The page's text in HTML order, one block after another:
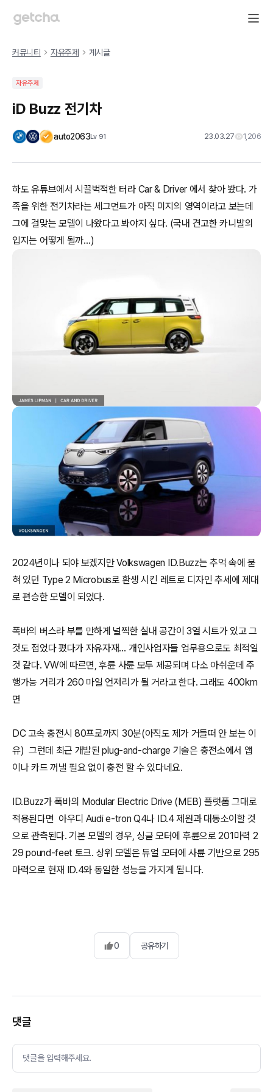
커뮤니티 자유주제 게시글
자유주제
iD Buzz 전기차
auto2063Lv 91 23.03.27 1,206
하도 유튜브에서 시끌벅적한 터라 Car & Driver 에서 찾아 봤다. 가
족을 위한 전기차라는 세그먼트가 아직 미지의 영역이라고 보는데
그에 걸맞는 모델이 나왔다고 봐야지 싶다. (국내 견고한 카니발의
입지는 어떻게 될까…)
2024년이나 되야 보겠지만 Volkswagen ID.Buzz는 추억 속에 묻
혀 있던 Type 2 Microbus로 환생 시킨 레트로 디자인 추세에 제대
로 편승한 모델이 되었다.
폭바의 버스라 부를 만하게 널찍한 실내 공간이 3열 시트가 있고 그
것도 접었다 폈다가 자유자재… 개인사업자들 업무용으로도 최적일
것 같다. VW에 따르면, 후륜 사륜 모두 제공되며 다소 아쉬운데 주
행가능 거리가 260 마일 언저리가 될 거라고 한다. 그래도 400km
면
DC 고속 충전시 80프로까지 30분(아직도 제가 거들떠 안 보는 이
유) 그런데 최근 개발된 plug-and-charge 기술은 충전소에서 앱
이나 카드 꺼낼 필요 없이 충전 할 수 있다네요.
ID.Buzz가 폭바의 Modular Electric Drive (MEB) 플랫폼 그대로
적용된다면 아우디 Audi e-tron Q4나 ID.4 제원과 대동소이할 것
으로 관측된다. 기본 모델의 경우, 싱글 모터에 후륜으로 201마력 2
29 pound-feet 토크. 상위 모델은 듀얼 모터에 사륜 기반으로 295
마력으로 현재 ID.4와 동일한 성능을 가지게 됩니다.
0 공유하기
댓글
댓글을 입력해주세요.